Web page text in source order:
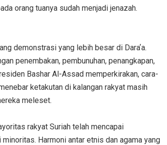
orang tuanya sudah menjadi jenazah.
demonstrasi yang lebih besar di Daraʼa.
penembakan, pembunuhan, penangkapan,
Bashar Al-Assad memperkirakan, cara-
ketakutan di kalangan rakyat masih
meleset.
rakyat Suriah telah mencapai
Harmoni antar etnis dan agama yang